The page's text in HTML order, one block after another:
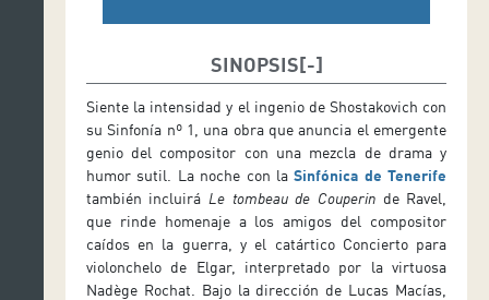
SINOPSIS
Siente la intensidad y el ingenio de Shostakovich con
su Sinfonía nº 1, una obra que anuncia el emergente
genio del compositor con una mezcla de drama y
humor sutil. La noche con laSinfónica de Tenerife
también incluirá Le tombeau de Couperinde Ravel,
que rinde homenaje a los amigos del compositor
caídos en la guerra, y el catártico Concierto para
violonchelo de Elgar, interpretado por la virtuosa
Nadège Rochat. Bajo la dirección de Lucas Macías,